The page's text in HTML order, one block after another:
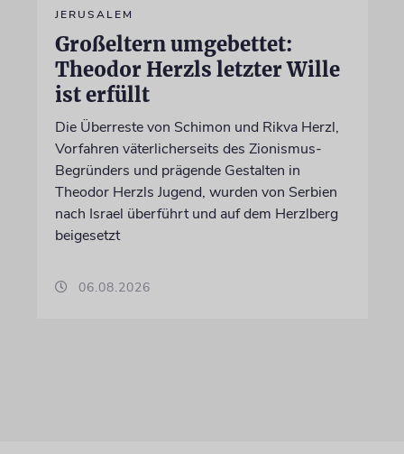
JERUSALEM
Großeltern umgebettet:
Theodor Herzls letzter Wille
ist erfüllt
Die Überreste von Schimon und Rikva Herzl,
Vorfahren väterlicherseits des Zionismus-
Begründers und prägende Gestalten in
Theodor Herzls Jugend, wurden von Serbien
nach Israel überführt und auf dem Herzlberg
beigesetzt
06.08.2026